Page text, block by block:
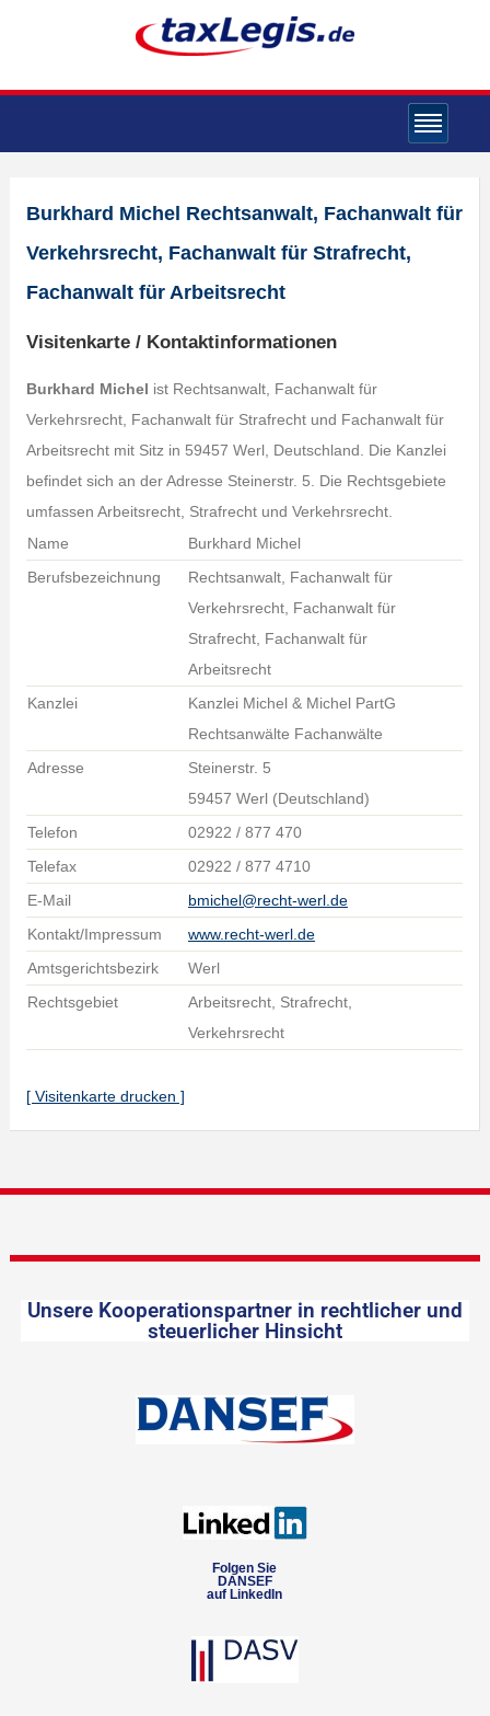
Burkhard Michel Rechtsanwalt, Fachanwalt für
Verkehrsrecht, Fachanwalt für Strafrecht,
Fachanwalt für Arbeitsrecht
Visitenkarte / Kontaktinformationen
Burkhard Michel ist Rechtsanwalt, Fachanwalt für
Verkehrsrecht, Fachanwalt für Strafrecht und Fachanwalt für
Arbeitsrecht mit Sitz in 59457 Werl, Deutschland. Die Kanzlei
befindet sich an der Adresse Steinerstr. 5. Die Rechtsgebiete
umfassen Arbeitsrecht, Strafrecht und Verkehrsrecht.
Name
Burkhard Michel
Berufsbezeichnung
Rechtsanwalt, Fachanwalt für
Verkehrsrecht, Fachanwalt für
Strafrecht, Fachanwalt für
Arbeitsrecht
Kanzlei
Kanzlei Michel & Michel PartG
Rechtsanwälte Fachanwälte
Adresse
Steinerstr. 5
59457 Werl (Deutschland)
Telefon
02922 / 877 470
Telefax
02922 / 877 4710
E-Mail
bmichel@recht-werl.de
Kontakt/Impressum
www.recht-werl.de
Amtsgerichtsbezirk
Werl
Rechtsgebiet
Arbeitsrecht, Strafrecht,
Verkehrsrecht
[ Visitenkarte drucken ]
Unsere Kooperationspartner in rechtlicher und
steuerlicher Hinsicht
Folgen Sie
DANSEF
auf LinkedIn